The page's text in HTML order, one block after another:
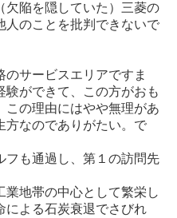
欠陥を隠していた）三菱の
人のことを批判できないで
サービスエリアですま
ができて、この方がおも
この理由にはやや無理があ
方なのでありがたい。で
フも通過し、第１の訪問先
地帯の中心として繁栄し
による石炭衰退でさびれ